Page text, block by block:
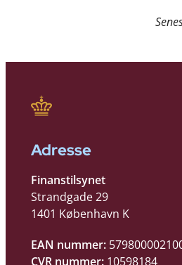
Adresse
Finanstilsynet
Strandgade 29
1401 København K
EAN nummer:
CVR nummer: 10598184